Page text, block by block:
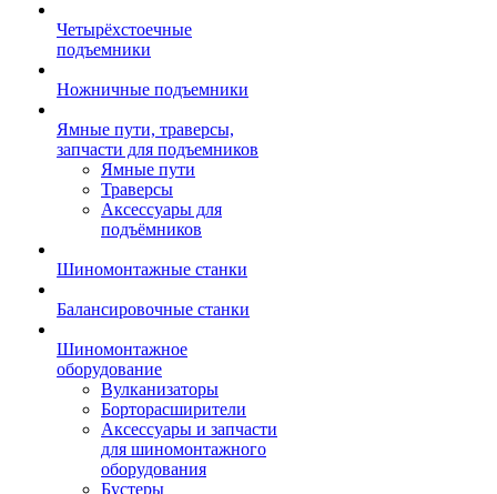
Четырёхстоечные
подъемники
Ножничные подъемники
Ямные пути, траверсы,
запчасти для подъемников
Ямные пути
Траверсы
Аксессуары для
подъёмников
Шиномонтажные станки
Балансировочные станки
Шиномонтажное
оборудование
Вулканизаторы
Борторасширители
Аксессуары и запчасти
для шиномонтажного
оборудования
Бустеры